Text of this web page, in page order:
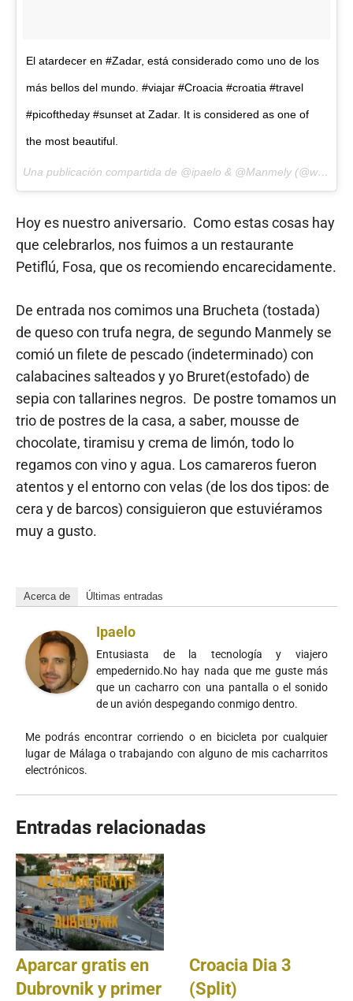
El atardecer en #Zadar, está considerado como uno de los
más bellos del mundo. #viajar #Croacia #croatia #travel
#picoftheday #sunset at Zadar. It is considered as one of
the most beautiful.
Una publicación compartida de @ipaelo & @Manmely (@whattimesailing) el
Hoy es nuestro aniversario. Como estas cosas hay
que celebrarlos, nos fuimos a un restaurante
Petiflú, Fosa, que os recomiendo encarecidamente.
De entrada nos comimos una Brucheta (tostada)
de queso con trufa negra, de segundo Manmely se
comió un filete de pescado (indeterminado) con
calabacines salteados y yo Bruret(estofado) de
sepia con tallarines negros. De postre tomamos un
trio de postres de la casa, a saber, mousse de
chocolate, tiramisu y crema de limón, todo lo
regamos con vino y agua. Los camareros fueron
atentos y el entorno con velas (de los dos tipos: de
cera y de barcos) consiguieron que estuviéramos
muy a gusto.
Acerca de Últimas entradas
Ipaelo
Entusiasta de la tecnología y viajero
empedernido.No hay nada que me guste más
que un cacharro con una pantalla o el sonido
de un avión despegando conmigo dentro.
Me podrás encontrar corriendo o en bicicleta por cualquier
lugar de Málaga o trabajando con alguno de mis cacharritos
electrónicos.
Entradas relacionadas
Aparcar gratis en
Dubrovnik y primer
Croacia Dia 3
(Split)